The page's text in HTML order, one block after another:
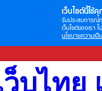
เว็บไซต์นี้ใช้คุ
รับประสบการณ์
เว็บไซต์ของเรา
นโยบายความเป็
บไทย